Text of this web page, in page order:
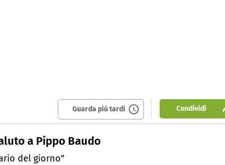
Guarda più tardi Condividi
a Pippo Baudo
del giorno"